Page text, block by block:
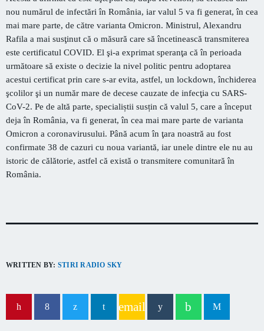
Destinația Mamaia-Constanța devine capitala vizuală a
litoralului
Inaugurarea Centrului de îngrijire a persoanelor cu
afecțiuni Alzheimer – UAMS Agigea
Luna august transformă Constanța și stațiunea Mamaia în
capitala verii din România
nou numărul de infectări în România, iar valul 5 va fi generat, în cea
mai mare parte, de către varianta Omicron. Ministrul, Alexandru
Rafila a mai susţinut că o măsură care să încetinească transmiterea
este certificatul COVID. El şi-a exprimat speranţa că în perioada
următoare să existe o decizie la nivel politic pentru adoptarea
acestui certificat prin care s-ar evita, astfel, un lockdown, închiderea
şcolilor şi un număr mare de decese cauzate de infecţia cu SARS-
CoV-2. Pe de altă parte, specialiștii susțin că valul 5, care a început
deja în România, va fi generat, în cea mai mare parte de varianta
Omicron a coronavirusului. Până acum în ţara noastră au fost
confirmate 38 de cazuri cu noua variantă, iar unele dintre ele nu au
istoric de călătorie, astfel că există o transmitere comunitară în
România.
WRITTEN BY: STIRI RADIO SKY
email